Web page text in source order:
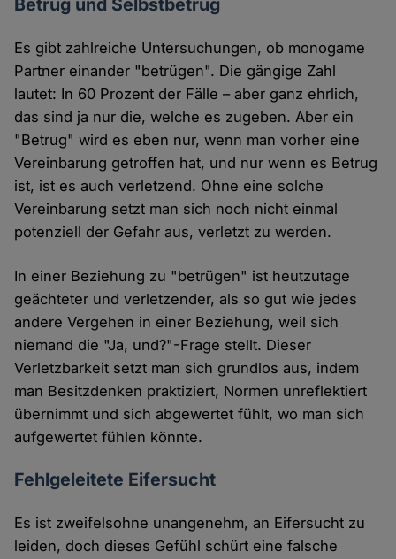
Betrug und Selbstbetrug
Es gibt zahlreiche Untersuchungen, ob monogame
Partner einander "betrügen". Die gängige Zahl
lautet: In 60 Prozent der Fälle – aber ganz ehrlich,
das sind ja nur die, welche es zugeben. Aber ein
"Betrug" wird es eben nur, wenn man vorher eine
Vereinbarung getroffen hat, und nur wenn es Betrug
ist, ist es auch verletzend. Ohne eine solche
Vereinbarung setzt man sich noch nicht einmal
potenziell der Gefahr aus, verletzt zu werden.
In einer Beziehung zu "betrügen" ist heutzutage
geächteter und verletzender, als so gut wie jedes
andere Vergehen in einer Beziehung, weil sich
niemand die "Ja, und?"-Frage stellt. Dieser
Verletzbarkeit setzt man sich grundlos aus, indem
man Besitzdenken praktiziert, Normen unreflektiert
übernimmt und sich abgewertet fühlt, wo man sich
aufgewertet fühlen könnte.
Fehlgeleitete Eifersucht
Es ist zweifelsohne unangenehm, an Eifersucht zu
leiden, doch dieses Gefühl schürt eine falsche